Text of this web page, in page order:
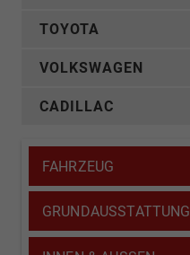
TOYOTA
VOLKSWAGEN
CADILLAC
FAHRZEUG
GRUNDAUSSTATTUNG